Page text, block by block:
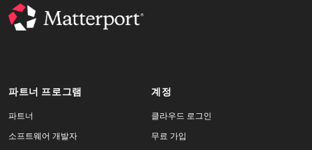
파트너 프로그램
파트너
소프트웨어 개발자
계정
클라우드 로그인
무료 가입